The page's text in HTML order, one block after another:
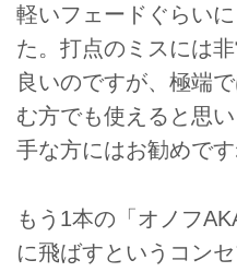
軽いフェードぐらい
た。打点のミスには
良いのですが、極端
む方でも使えると思
手な方にはお勧めです
もう1本の「オノフ
に飛ばすというコン